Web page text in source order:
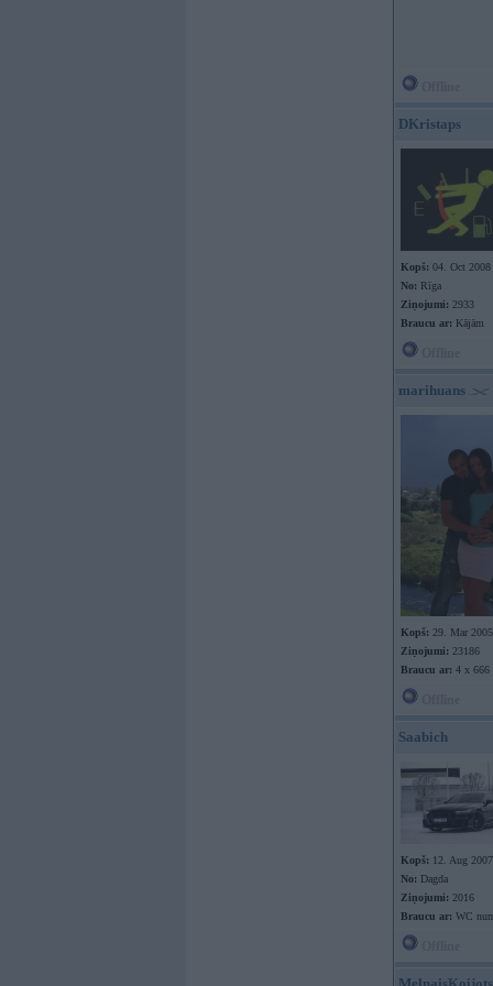
DKristaps
Kopš: 04. Oct 2008
No: Rīga
Ziņojumi: 2933
Braucu ar: Kājām
marihuans
Kopš: 29. Mar 2005
Ziņojumi: 23186
Braucu ar: 4 x 666
Saabich
Kopš: 12. Aug 2007
No: Dagda
Ziņojumi: 2016
Braucu ar: WC